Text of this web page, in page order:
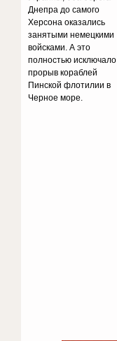
Днепра до самого
Херсона оказались
занятыми немецкими
войсками. А это
полностью исключало
прорыв кораблей
Пинской флотилии в
Черное море.